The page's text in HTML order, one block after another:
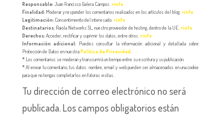
Responsable:Juan Francisco Galera Campos. +info
Finalidad:Moderar y responder los comentarios realizados en los artículos del blog. +info
Legitimación:Consentimiento del interesado. +info
Destinatarios:Raiola Networks SL, nuestro proveedor de hosting, dentro de la UE. +info
Derechos:Acceder, rectificar y suprimir los datos, entre otros. +info
Información adicional: Puedes consultar la información adicional y detallada sobre
Protección de Datos en nuestraPolítica de Privacidad
*Los comentarios se moderan y transcurrirá un tiempo entre su escritura y su publicación.
*Al enviar tu comentario, tus datos: nombre, email y web pueden ser almacenados en una cookie
para que no tengas completarlos en futuras visitas.
Tu dirección de correo electrónico no será
publicada.Los campos obligatorios están